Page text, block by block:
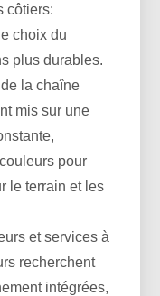
côtiers:
choix du
plus durables.
la chaîne
mis sur une
pour
le terrain et les
et services à
recherchent
intégrées,